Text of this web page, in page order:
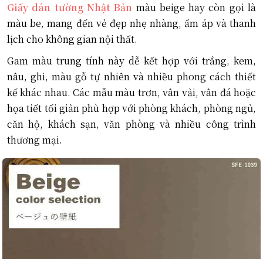
Giấy dán tường Nhật Bản màu beige hay còn gọi là
màu be, mang đến vẻ đẹp nhẹ nhàng, ấm áp và thanh
lịch cho không gian nội thất.
Gam màu trung tính này dễ kết hợp với trắng, kem,
nâu, ghi, màu gỗ tự nhiên và nhiều phong cách thiết
kế khác nhau. Các mẫu màu trơn, vân vải, vân đá hoặc
họa tiết tối giản phù hợp với phòng khách, phòng ngủ,
căn hộ, khách sạn, văn phòng và nhiều công trình
thương mại.